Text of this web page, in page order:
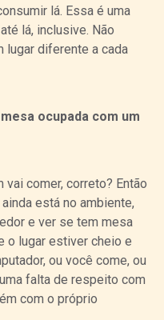
lá. Essa é uma
lá, inclusive. Não
lugar diferente a cada
ocupada com um
comer, correto? Então
está no ambiente,
e ver se tem mesa
o lugar estiver cheio e
ou você come, ou
falta de respeito com
com o próprio